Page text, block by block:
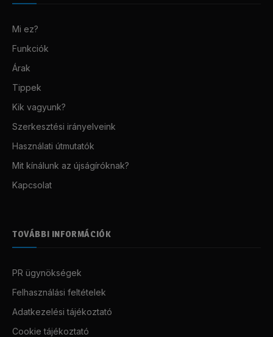
Mi ez?
Funkciók
Árak
Tippek
Kik vagyunk?
Szerkesztési irányelveink
Használati útmutatók
Mit kínálunk az újságíróknak?
Kapcsolat
TOVÁBBI INFORMÁCIÓK
PR ügynökségek
Felhasználási feltételek
Adatkezelési tájékoztató
Cookie tájékoztató